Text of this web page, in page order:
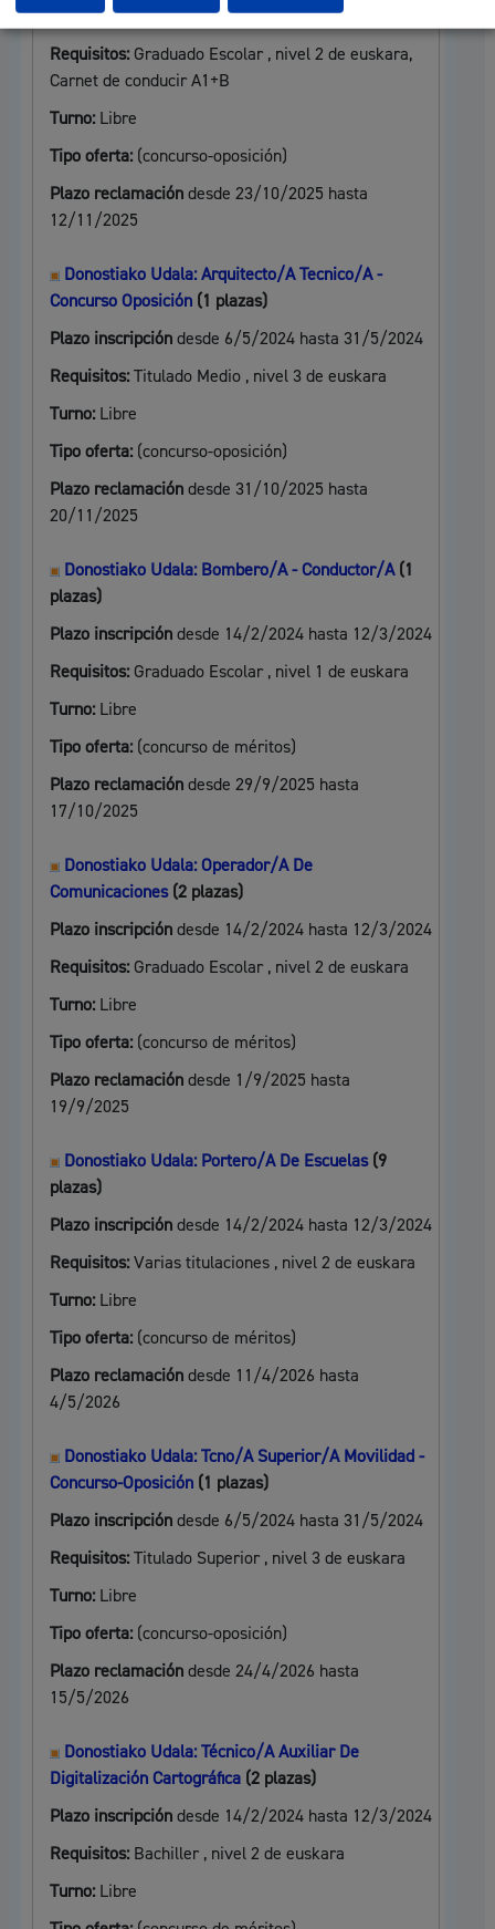
Plazo inscripcióndesde 6/5/2024 hasta 31/5/2024
Requisitos: Graduado Escolar , nivel 2 de euskara,
Carnet de conducir A1+B
Turno: Libre
Tipo oferta: (concurso-oposición)
Plazo reclamacióndesde 23/10/2025 hasta
12/11/2025
Donostiako Udala: Arquitecto/A Tecnico/A -
Concurso Oposición(1 plazas)
Plazo inscripción desde 6/5/2024 hasta 31/5/2024
Requisitos: Titulado Medio , nivel 3 de euskara
Turno: Libre
Tipo oferta: (concurso-oposición)
Plazo reclamacióndesde 31/10/2025 hasta
20/11/2025
Donostiako Udala: Bombero/A - Conductor/A(1
plazas)
Plazo inscripción desde 14/2/2024 hasta 12/3/2024
Requisitos: Graduado Escolar , nivel 1 de euskara
Turno: Libre
Tipo oferta: (concurso de méritos)
Plazo reclamacióndesde 29/9/2025 hasta
17/10/2025
Donostiako Udala: Operador/A De
Comunicaciones(2 plazas)
Plazo inscripción desde 14/2/2024 hasta 12/3/2024
Requisitos: Graduado Escolar , nivel 2 de euskara
Turno: Libre
Tipo oferta: (concurso de méritos)
Plazo reclamacióndesde 1/9/2025 hasta
19/9/2025
Donostiako Udala: Portero/A De Escuelas(9
plazas)
Plazo inscripción desde 14/2/2024 hasta 12/3/2024
Requisitos: Varias titulaciones , nivel 2 de euskara
Turno: Libre
Tipo oferta: (concurso de méritos)
Plazo reclamacióndesde 11/4/2026 hasta
4/5/2026
Donostiako Udala: Tcno/A Superior/A Movilidad -
Concurso-Oposición(1 plazas)
Plazo inscripción desde 6/5/2024 hasta 31/5/2024
Requisitos: Titulado Superior , nivel 3 de euskara
Turno: Libre
Tipo oferta: (concurso-oposición)
Plazo reclamacióndesde 24/4/2026 hasta
15/5/2026
Donostiako Udala: Técnico/A Auxiliar De
Digitalización Cartográfica(2 plazas)
Plazo inscripción desde 14/2/2024 hasta 12/3/2024
Requisitos: Bachiller , nivel 2 de euskara
Turno: Libre